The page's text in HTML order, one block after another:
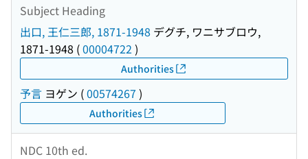
Subject Heading
出口, 王仁三郎, 1871-1948 デグチ, ワニサブロウ,
1871-1948 (00004722 )
Authorities
予言 ヨゲン (00574267 )
Authorities
NDC 10th ed.